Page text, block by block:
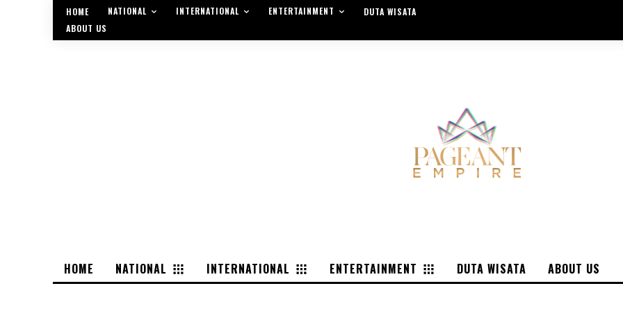
HOME NATIONAL INTERNATIONAL ENTERTAINMENT
DUTA WISATA
ABOUT US
HOME NATIONAL INTERNATIONAL ENTERTAINMENT DUTA WISATA ABOUT US